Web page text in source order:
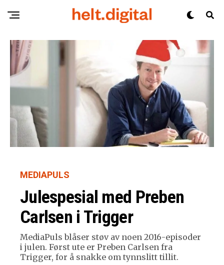
MEDIAPULS
Julespesial med Preben
Carlsen i Trigger
MediaPuls blåser støv av noen 2016-episoder
i julen. Først ute er Preben Carlsen fra
Trigger, for å snakke om tynnslitt tillit.